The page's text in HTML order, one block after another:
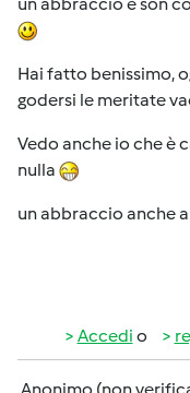
Hai fatto benissimo,
godersi le meritate
Vedo anche io che è
nulla
un abbraccio anche
Accedi o